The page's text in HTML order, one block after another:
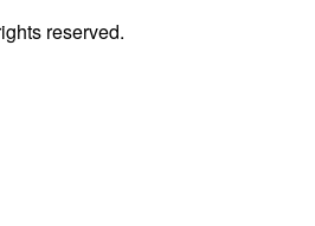
reserved.